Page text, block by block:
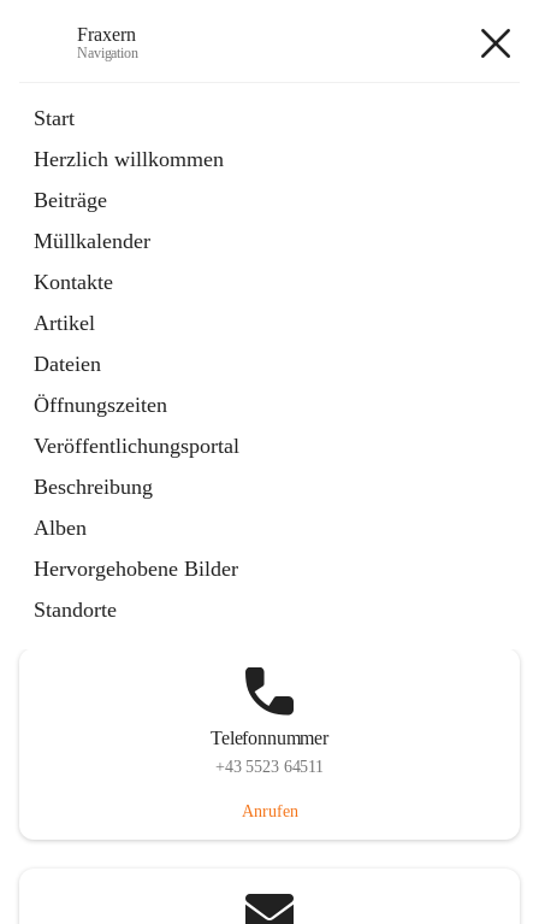
Fraxern
Navigation
Start
Herzlich willkommen
Beiträge
Müllkalender
Kontakte
Artikel
Dateien
Öffnungszeiten
Veröffentlichungsportal
Beschreibung
Alben
Hervorgehobene Bilder
Standorte
Ordner
in
Tab
Formulare
Artikel
öffnet
in
neuem
Tab
Telefonnummer
+43 5523 64511
Anrufen